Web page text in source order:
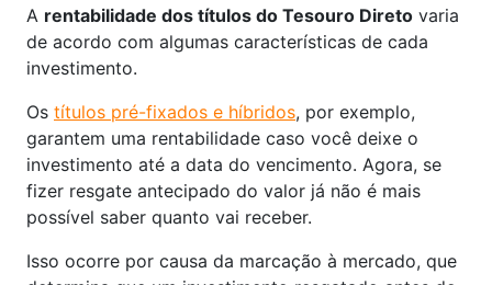
A rentabilidade dos títulos do Tesouro Direto varia
de acordo com algumas características de cada
investimento.
Os títulos pré-fixados e híbridos, por exemplo,
garantem uma rentabilidade caso você deixe o
investimento até a data do vencimento. Agora, se
fizer resgate antecipado do valor já não é mais
possível saber quanto vai receber.
Isso ocorre por causa da marcação à mercado, que